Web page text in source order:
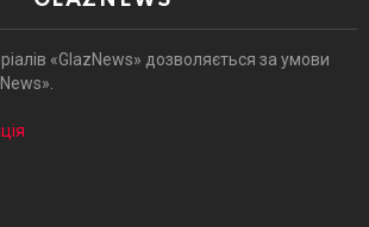
«GlazNews» дозволяється за умови